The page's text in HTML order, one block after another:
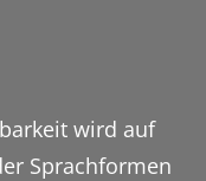
wird auf
Sprachformen